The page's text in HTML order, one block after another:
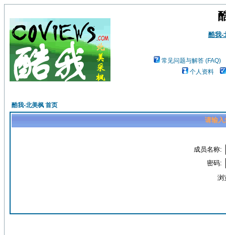
酷我-
常见问题与解答 (FAQ)
个人资料
酷我-北美枫 首页
请输入
成员名称:
密码:
浏